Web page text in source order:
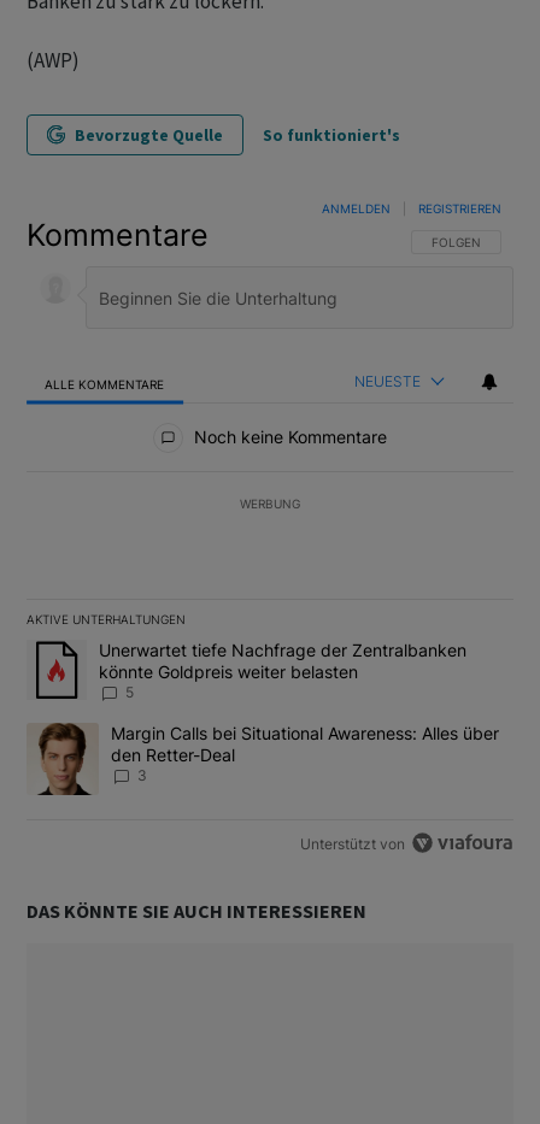
(AWP)
Bevorzugte Quelle So funktioniert's
Kommentare FOLGE DIESER
FOLGEN
ANMELDEN REGISTRIEREN
ALLE KOMMENTARE NEUESTE
Noch keine Kommentare
WERBUNG
AKTIVE UNTERHALTUNGEN
Das Folgende ist eine Liste der am meisten kommentierten
Ein Trendartikel mit dem Titel "Unerwartet tiefe Nachfrage der
Unerwartet tiefe Nachfrage der Zentralbanken
könnte Goldpreis weiter belasten
5
Ein Trendartikel mit dem Titel "Margin Calls bei Situational
Margin Calls bei Situational Awareness: Alles über
den Retter-Deal
3
Unterstützt von
DAS KÖNNTE SIE AUCH INTERESSIEREN